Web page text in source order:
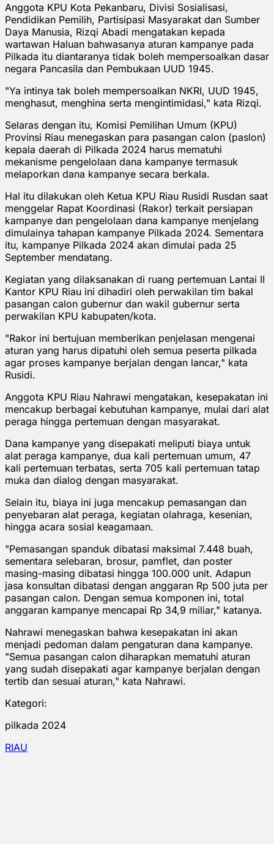
Anggota KPU Kota Pekanbaru, Divisi Sosialisasi,
Pendidikan Pemilih, Partisipasi Masyarakat dan Sumber
Daya Manusia, Rizqi Abadi mengatakan kepada
wartawan Haluan bahwasanya aturan kampanye pada
Pilkada itu diantaranya tidak boleh mempersoalkan dasar
negara Pancasila dan Pembukaan UUD 1945.
"Ya intinya tak boleh mempersoalkan NKRI, UUD 1945,
menghasut, menghina serta mengintimidasi," kata Rizqi.
Selaras dengan itu, Komisi Pemilihan Umum (KPU)
Provinsi Riau menegaskan para pasangan calon (paslon)
kepala daerah di Pilkada 2024 harus mematuhi
mekanisme pengelolaan dana kampanye termasuk
melaporkan dana kampanye secara berkala.
Hal itu dilakukan oleh Ketua KPU Riau Rusidi Rusdan saat
menggelar Rapat Koordinasi (Rakor) terkait persiapan
kampanye dan pengelolaan dana kampanye menjelang
dimulainya tahapan kampanye Pilkada 2024. Sementara
itu, kampanye Pilkada 2024 akan dimulai pada 25
September mendatang.
Kegiatan yang dilaksanakan di ruang pertemuan Lantai II
Kantor KPU Riau ini dihadiri oleh perwakilan tim bakal
pasangan calon gubernur dan wakil gubernur serta
perwakilan KPU kabupaten/kota.
"Rakor ini bertujuan memberikan penjelasan mengenai
aturan yang harus dipatuhi oleh semua peserta pilkada
agar proses kampanye berjalan dengan lancar," kata
Rusidi.
Anggota KPU Riau Nahrawi mengatakan, kesepakatan ini
mencakup berbagai kebutuhan kampanye, mulai dari alat
peraga hingga pertemuan dengan masyarakat.
Dana kampanye yang disepakati meliputi biaya untuk
alat peraga kampanye, dua kali pertemuan umum, 47
kali pertemuan terbatas, serta 705 kali pertemuan tatap
muka dan dialog dengan masyarakat.
Selain itu, biaya ini juga mencakup pemasangan dan
penyebaran alat peraga, kegiatan olahraga, kesenian,
hingga acara sosial keagamaan.
"Pemasangan spanduk dibatasi maksimal 7.448 buah,
sementara selebaran, brosur, pamflet, dan poster
masing-masing dibatasi hingga 100.000 unit. Adapun
jasa konsultan dibatasi dengan anggaran Rp 500 juta per
pasangan calon. Dengan semua komponen ini, total
anggaran kampanye mencapai Rp 34,9 miliar," katanya.
Nahrawi menegaskan bahwa kesepakatan ini akan
menjadi pedoman dalam pengaturan dana kampanye.
"Semua pasangan calon diharapkan mematuhi aturan
yang sudah disepakati agar kampanye berjalan dengan
tertib dan sesuai aturan," kata Nahrawi.
Kategori:
pilkada 2024
RIAU